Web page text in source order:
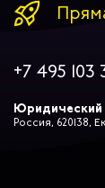
+7 495 103
Юридический
Россия, 620138,